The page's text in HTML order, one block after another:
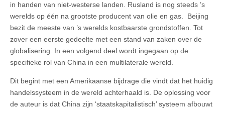
in handen van niet-westerse landen. Rusland is nog steeds ’s
werelds op één na grootste producent van olie en gas. Beijing
bezit de meeste van ’s werelds kostbaarste grondstoffen. Tot
zover een eerste gedeelte met een stand van zaken over de
globalisering. In een volgend deel wordt ingegaan op de
specifieke rol van China in een multilaterale wereld.
Dit begint met een Amerikaanse bijdrage die vindt dat het huidig
handelssysteem in de wereld achterhaald is. De oplossing voor
de auteur is dat China zijn ‘staatskapitalistisch’ systeem afbouwt